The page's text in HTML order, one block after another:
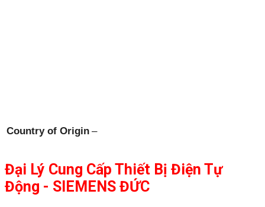
Country of Origin –
Đại Lý Cung Cấp Thiết Bị Điện Tự
Động - SIEMENS ĐỨC